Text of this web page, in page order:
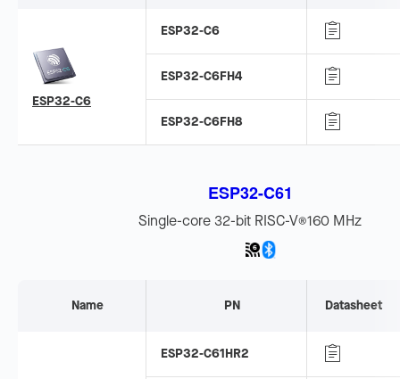
ESP32-C6
ESP32-C6
ESP32-C6FH4
ESP32-C6FH8
ESP32-C61
Single-core 32-bit RISC-V®160 MHz
Name PN Datasheet
ESP32-C61HR2